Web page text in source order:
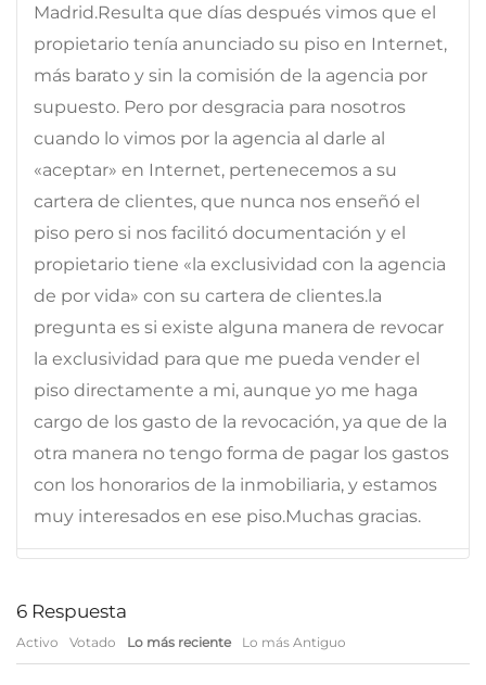
Madrid.Resulta que días después vimos que el
propietario tenía anunciado su piso en Internet,
más barato y sin la comisión de la agencia por
supuesto. Pero por desgracia para nosotros
cuando lo vimos por la agencia al darle al
«aceptar» en Internet, pertenecemos a su
cartera de clientes, que nunca nos enseñó el
piso pero si nos facilitó documentación y el
propietario tiene «la exclusividad con la agencia
de por vida» con su cartera de clientes.la
pregunta es si existe alguna manera de revocar
la exclusividad para que me pueda vender el
piso directamente a mi, aunque yo me haga
cargo de los gasto de la revocación, ya que de la
otra manera no tengo forma de pagar los gastos
con los honorarios de la inmobiliaria, y estamos
muy interesados en ese piso.Muchas gracias.
6 Respuesta
Activo Votado Lo más reciente Lo más Antiguo